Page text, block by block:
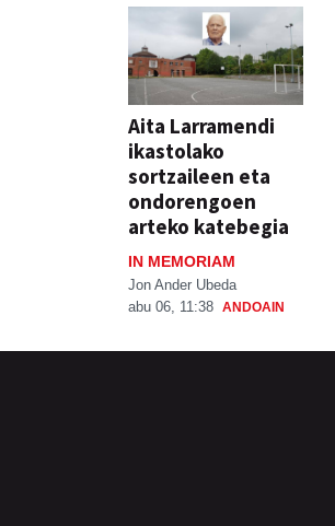
Aita Larramendi
ikastolako
sortzaileen eta
ondorengoen
arteko katebegia
IN MEMORIAM
Jon Ander Ubeda
abu 06, 11:38 ANDOAIN